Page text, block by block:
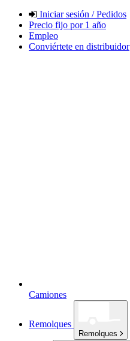
Iniciar sesión / Pedidos
Precio fijo por 1 año
Empleo
Conviértete en distribuidor
Camiones
Remolques
Remolques